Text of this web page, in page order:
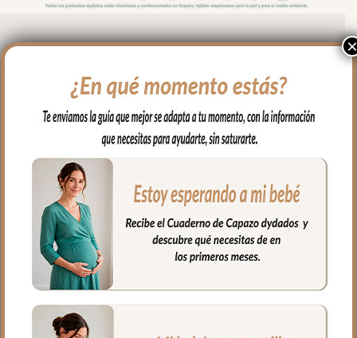
El complemento perfecto para llevar en
bebé. Cambiador en tejido estampado
muy resistente e impermeable.
En el interior tejido blanco e impermeable
para los posibles escapes del bebé.
Muy fácil de limpiar por ambos lados,
puedes limpiar con paño húmedo y
cuando necesites puedes lavar en
lavadora, siempre agua fría, jabones no
abrasivos y secado al natural. Recuerda
quitar el culete rígido antes de lavar.
Medidas: 38 x 58 cms
×